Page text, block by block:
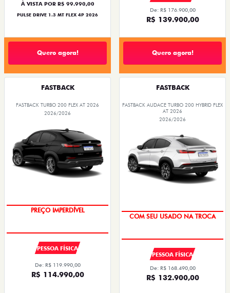
À VISTA POR R$ 99.990,00
PULSE DRIVE 1.3 MT FLEX 4P 2026
Quero agora!
De: R$ 176.900,00
R$ 139.900,00
Quero agora!
FASTBACK
FASTBACK TURBO 200 FLEX AT 2026
2026/2026
PREÇO IMPERDÍVEL
PESSOA FÍSICA
De: R$ 119.990,00
R$ 114.990,00
FASTBACK
FASTBACK AUDACE TURBO 200 HYBRID FLEX
AT 2026
2026/2026
COM SEU USADO NA TROCA
PESSOA FÍSICA
De: R$ 168.490,00
R$ 132.900,00